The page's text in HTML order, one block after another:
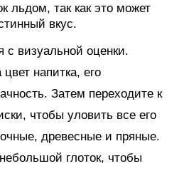
льдом, так как это может
вкус.
с визуальной оценки.
напитка, его
Затем переходите к
чтобы уловить все его
древесные и пряные.
глоток, чтобы